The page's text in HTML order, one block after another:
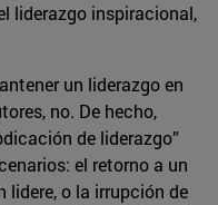
liderazgo inspiracional,
un liderazgo en
no. De hecho,
de liderazgo”
el retorno a un
lidere, o la irrupción de